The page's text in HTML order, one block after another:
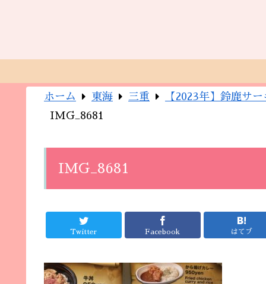
ホーム 東海 三重
【2023年】鈴鹿サ
IMG_8681
IMG_8681
Twitter Facebook はてブ